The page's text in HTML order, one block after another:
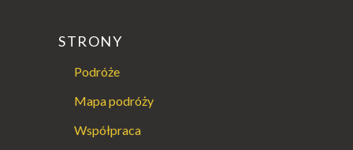
STRONY
Podróże
Mapa podróży
Współpraca